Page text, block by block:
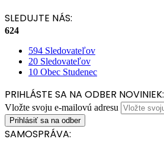
SLEDUJTE NÁS:
624
594 Sledovateľov
20 Sledovateľov
10 Obec Studenec
PRIHLÁSTE SA NA ODBER NOVINIEK:
Vložte svoju e-mailovú adresu
SAMOSPRÁVA: